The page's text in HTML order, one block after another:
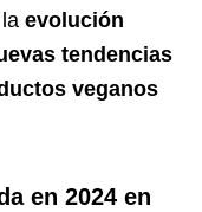
evolución
tendencias
veganos
en 2024 en